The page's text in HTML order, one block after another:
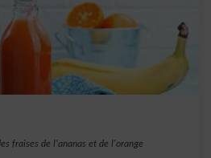
fraises de l'ananas et de l'orange